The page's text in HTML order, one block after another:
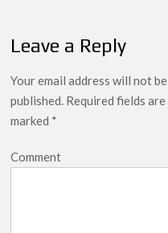
Leave a Reply
Your email address will not be
published. Required fields are
marked *
Comment